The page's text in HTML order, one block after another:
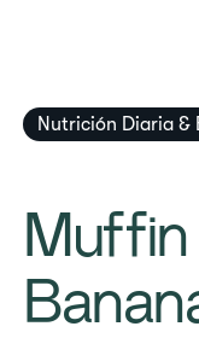
Nutrición Diaria &
Muffin